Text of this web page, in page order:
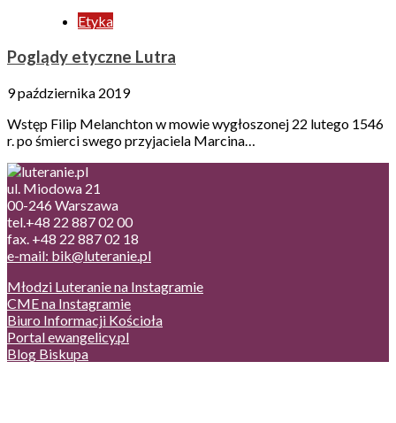
Etyka
Poglądy etyczne Lutra
9 października 2019
Wstęp Filip Melanchton w mowie wygłoszonej 22 lutego 1546
r. po śmierci swego przyjaciela Marcina…
ul. Miodowa 21
00-246 Warszawa
tel.+48 22 887 02 00
fax. +48 22 887 02 18
e-mail: bik@luteranie.pl
Młodzi Luteranie na Instagramie
CME na Instagramie
Biuro Informacji Kościoła
Portal ewangelicy.pl
Blog Biskupa